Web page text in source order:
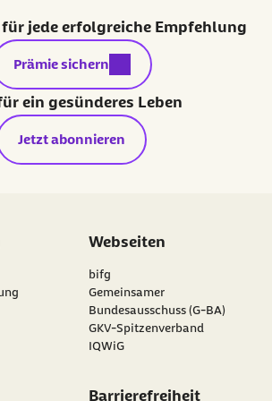
für jede erfolgreiche Empfehlung
externer Link:
Prämie sichern
ein gesünderes Leben
Jetzt abonnieren
Webseiten
externer Link:
bifg
externer Link:
Gemeinsamer
Bundesausschuss (G-BA)
externer Link:
GKV-Spitzenverband
externer Link:
IQWiG
Barrierefreiheit